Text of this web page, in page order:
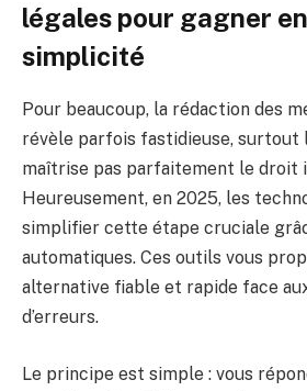
légales pour gagner
simplicité
Pour beaucoup, la rédaction des
révèle parfois fastidieuse, surtout
maîtrise pas parfaitement le droit
Heureusement, en 2025, les
simplifier cette étape cruciale
automatiques. Ces outils vous
alternative fiable et rapide face
d’erreurs.
Le principe est simple : vous